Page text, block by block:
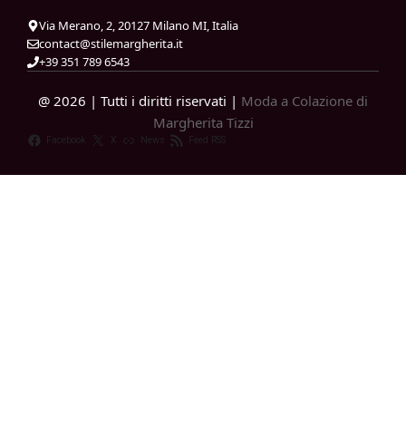
Via Merano, 2, 20127 Milano MI, Italia
contact@stilemargherita.it
+39 351 789 6543
@ 2026 | Tutti i diritti riservati | Moda a Colazione di
Margherita Tizzi
Facebook X News Feed RSS